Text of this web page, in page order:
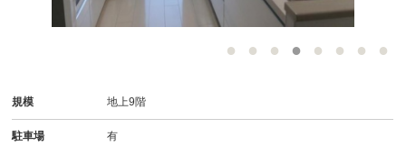
規模 地上9階
駐車場 有